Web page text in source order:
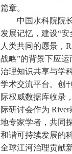
篇章。
中国水科院院
发展记忆，建设“
人类共同的愿景，
战略”的背景下应
治理知识共享与学
学术交流平台。创
际权威数据库收录
际研讨会作为
地专家学者，共同
和谐可持续发展的
全球江河治理贡献